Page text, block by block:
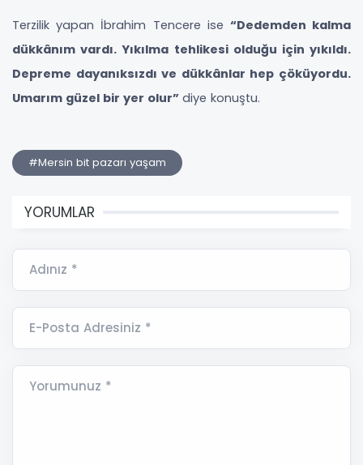
Terzilik yapan İbrahim Tencere ise “Dedemden kalma
dükkânım vardı. Yıkılma tehlikesi olduğu için yıkıldı.
Depreme dayanıksızdı ve dükkânlar hep çöküyordu.
Umarım güzel bir yer olur” diye konuştu.
#Mersin bit pazarı yaşam
YORUMLAR
Adınız *
E-Posta Adresiniz *
Yorumunuz *